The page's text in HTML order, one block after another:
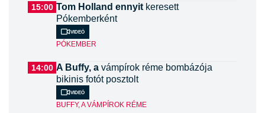
15:00 Tom Holland ennyit keresett
Pókemberként
Videó
PÓKEMBER
14:00 A Buffy, a vámpírok réme bombázója
bikinis fotót posztolt
Videó
BUFFY, A VÁMPÍROK RÉME